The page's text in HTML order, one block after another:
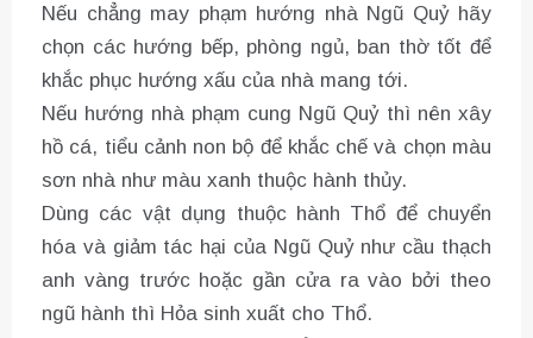
Nếu chẳng may phạm hướng nhà Ngũ Quỷ hãy
chọn các hướng bếp, phòng ngủ, ban thờ tốt để
khắc phục hướng xấu của nhà mang tới.
Nếu hướng nhà phạm cung Ngũ Quỷ thì nên xây
hồ cá, tiểu cảnh non bộ để khắc chế và chọn màu
sơn nhà như màu xanh thuộc hành thủy.
Dùng các vật dụng thuộc hành Thổ để chuyển
hóa và giảm tác hại của Ngũ Quỷ như cầu thạch
anh vàng trước hoặc gần cửa ra vào bởi theo
ngũ hành thì Hỏa sinh xuất cho Thổ.